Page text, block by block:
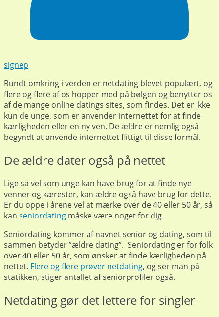
signep
Rundt omkring i verden er netdating blevet populært, og
flere og flere af os hopper med på bølgen og benytter os
af de mange online datings sites, som findes. Det er ikke
kun de unge, som er anvender internettet for at finde
kærligheden eller en ny ven. De ældre er nemlig også
begyndt at anvende internettet flittigt til disse formål.
De ældre dater også på nettet
Lige så vel som unge kan have brug for at finde nye
venner og kærester, kan ældre også have brug for dette.
Er du oppe i årene vel at mærke over de 40 eller 50 år, så
kan seniordating måske være noget for dig.
Seniordating kommer af navnet senior og dating, som til
sammen betyder ”ældre dating”. Seniordating er for folk
over 40 eller 50 år, som ønsker at finde kærligheden på
nettet. Flere og flere prøver netdating, og ser man på
statikken, stiger antallet af seniorprofiler også.
Netdating gør det lettere for singler